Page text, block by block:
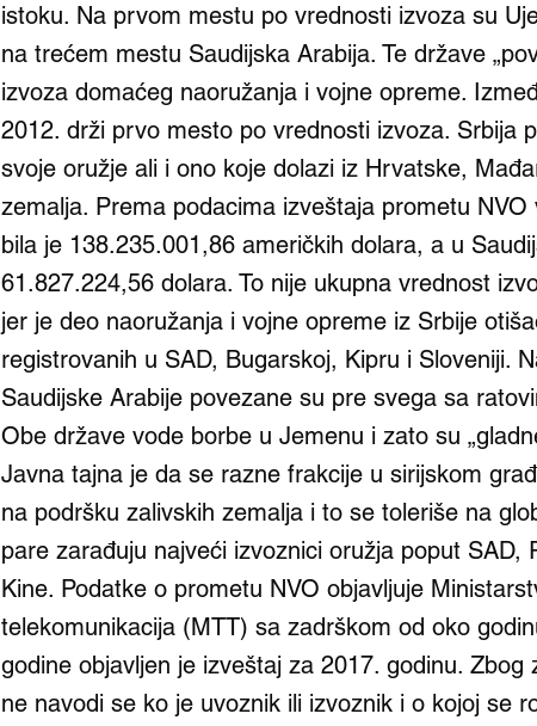
istoku. Na prvom mestu po vrednosti izvoza su
na trećem mestu Saudijska Arabija. Te države
izvoza domaćeg naoružanja i vojne opreme.
2012. drži prvo mesto po vrednosti izvoza. Srbija
svoje oružje ali i ono koje dolazi iz Hrvatske,
zemalja. Prema podacima izveštaja prometu
bila je 138.235.001,86 američkih dolara, a u
61.827.224,56 dolara. To nije ukupna vrednost
jer je deo naoružanja i vojne opreme iz Srbije
registrovanih u SAD, Bugarskoj, Kipru i Sloveniji.
Saudijske Arabije povezane su pre svega sa
Obe države vode borbe u Jemenu i zato su
Javna tajna je da se razne frakcije u sirijskom
na podršku zalivskih zemalja i to se toleriše na
pare zarađuju najveći izvoznici oružja poput SAD,
Kine. Podatke o prometu NVO objavljuje
telekomunikacija (MTT) sa zadrškom od oko
godine objavljen je izveštaj za 2017. godinu.
ne navodi se ko je uvoznik ili izvoznik i o kojoj se